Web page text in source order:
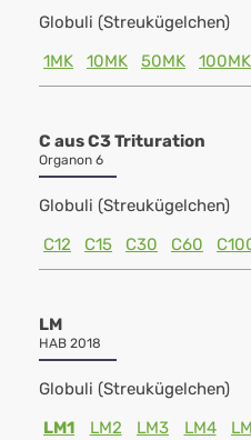
Globuli (Streukügelchen)
1MK
10MK 50MK 100MK
C aus C3 Trituration
Organon 6
Globuli (Streukügelchen)
C12
C15 C30 C60
LM
HAB 2018
Globuli (Streukügelchen)
LM1
LM2 LM3 LM4